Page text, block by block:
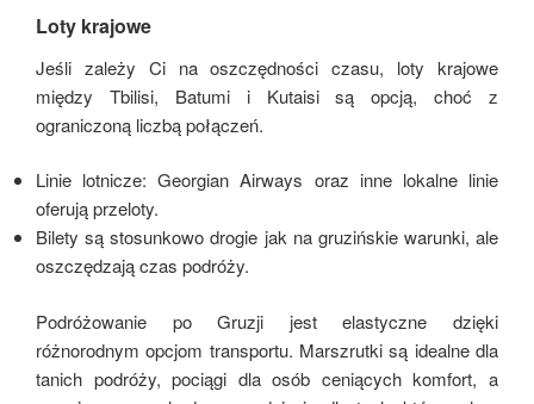
Loty krajowe
Jeśli zależy Ci na oszczędności czasu, loty krajowe
między Tbilisi, Batumi i Kutaisi są opcją, choć z
ograniczoną liczbą połączeń.
Linie lotnicze: Georgian Airways oraz inne lokalne linie
oferują przeloty.
Bilety są stosunkowo drogie jak na gruzińskie warunki, ale
oszczędzają czas podróży.
Podróżowanie po Gruzji jest elastyczne dzięki
różnorodnym opcjom transportu. Marszrutki są idealne dla
tanich podróży, pociągi dla osób ceniących komfort, a